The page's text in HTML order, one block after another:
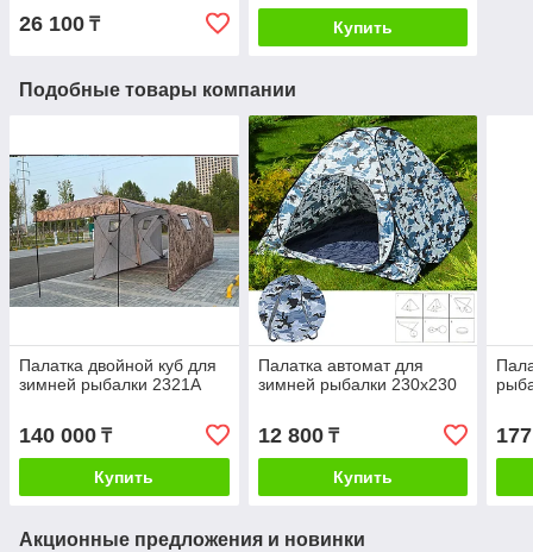
26 100 ₸ Купить
Подобные товары компании
Палатка двойной куб для
зимней рыбалки 2321А
140 000 ₸
Купить
Палатка автомат для
зимней рыбалки 230х230
12 800₸
Купить
Акционные предложения и новинки